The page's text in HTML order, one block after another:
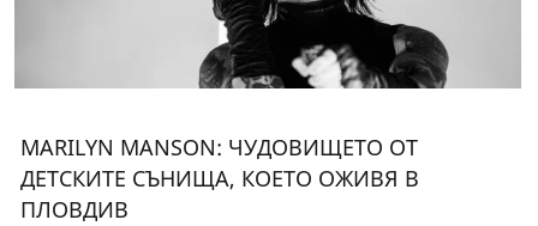
MARILYN MANSON: ЧУДОВИЩЕТО ОТ
ДЕТСКИТЕ СЪНИЩА, КОEТО ОЖИВЯ В
ПЛОВДИВ